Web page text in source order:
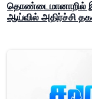
தொண்டைமானாறில்
ஆய்வில் அதிர்ச்சி